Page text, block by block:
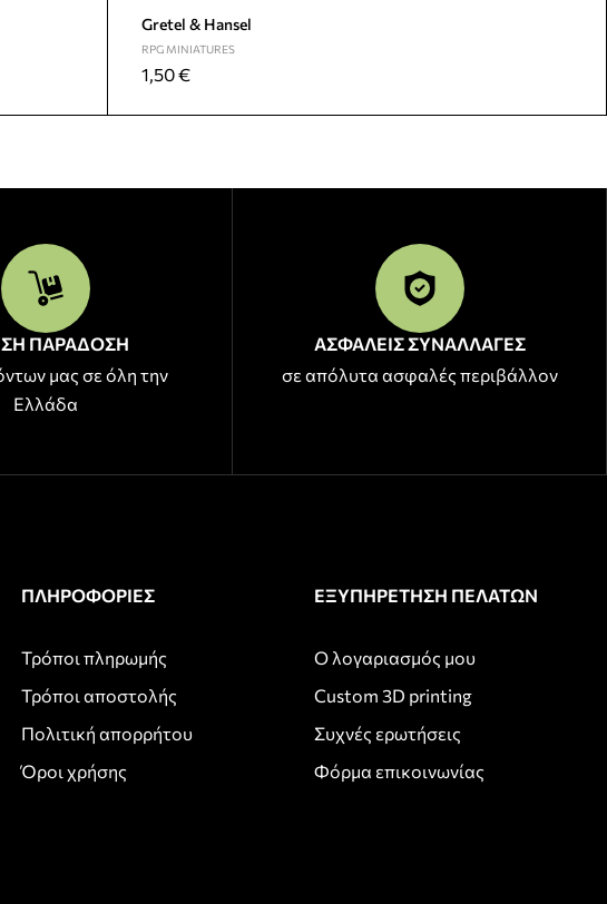
Gretel & Hansel
RPG MINIATURES
1,50€
ΠΑΡΑΔΟΣΗ
μας σε όλη την
Ελλάδα
ΑΣΦΑΛΕΙΣ ΣΥΝΑΛΛΑΓΕΣ
σε απόλυτα ασφαλές περιβάλλον
ΠΛΗΡΟΦΟΡΙΕΣ
Τρόποι πληρωμής
Τρόποι αποστολής
Πολιτική απορρήτου
Όροι χρήσης
ΕΞΥΠΗΡΕΤΗΣΗ ΠΕΛΑΤΩΝ
Ο λογαριασμός μου
Custom 3D printing
Συχνές ερωτήσεις
Φόρμα επικοινωνίας